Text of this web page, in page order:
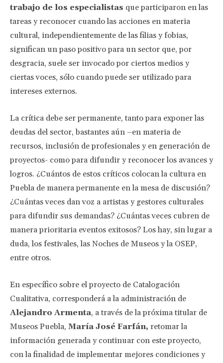
trabajo de los especialistas que participaron en las
tareas y reconocer cuando las acciones en materia
cultural, independientemente de las filias y fobias,
significan un paso positivo para un sector que, por
desgracia, suele ser invocado por ciertos medios y
ciertas voces, sólo cuando puede ser utilizado para
intereses externos.
La crítica debe ser permanente, tanto para exponer las
deudas del sector, bastantes aún –en materia de
recursos, inclusión de profesionales y en generación de
proyectos- como para difundir y reconocer los avances y
logros. ¿Cuántos de estos críticos colocan la cultura en
Puebla de manera permanente en la mesa de discusión?
¿Cuántas veces dan voz a artistas y gestores culturales
para difundir sus demandas? ¿Cuántas veces cubren de
manera prioritaria eventos exitosos? Los hay, sin lugar a
duda, los festivales, las Noches de Museos y la OSEP,
entre otros.
En específico sobre el proyecto de Catalogación
Cualitativa, corresponderá a la administración de
Alejandro Armenta, a través de la próxima titular de
Museos Puebla, María José Farfán, retomar la
información generada y continuar con este proyecto,
con la finalidad de implementar mejores condiciones y